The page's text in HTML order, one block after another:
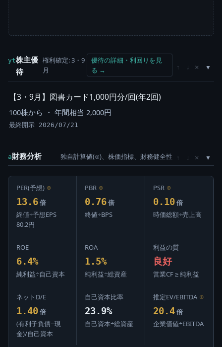
yt株主優
待
権利確定: 3・9
月
優待の詳細・利回りを見
る →
↑ ↓ ×
【3・9月】図書カード1,000円分/回(年2回)
100株から ・ 年間相当 2,000円
最終開示 2026/07/21
a財務分析 独自計算値(⊙)、株価指標、財務健全性 ↑ ↓ ×
PER(予想) ⊙
13.6 倍
終値÷予想EPS
80.2円
PBR ⊙
0.76 倍
終値÷BPS
PSR ⊙
0.10 倍
時価総額÷売上高
ROE
6.4%
純利益÷自己資本
ROA
1.5%
純利益÷総資産
利益の質
良好
営業CF ≥ 純利益
ネットD/E
1.40 倍
(有利子負債−現
金)/自己資本
自己資本比率
23.9%
自己資本÷総資産
推定EV/EBITDA ⊙
20.4 倍
企業価値÷EBITDA